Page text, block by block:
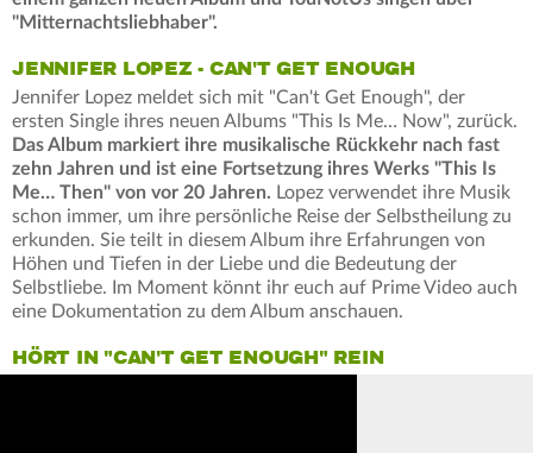
"Mitternachtsliebhaber".
JENNIFER LOPEZ - CAN'T GET ENOUGH
Jennifer Lopez meldet sich mit "Can't Get Enough", der
ersten Single ihres neuen Albums "This Is Me… Now", zurück.
Das Album markiert ihre musikalische Rückkehr nach fast
zehn Jahren und ist eine Fortsetzung ihres Werks "This Is
Me… Then" von vor 20 Jahren. Lopez verwendet ihre Musik
schon immer, um ihre persönliche Reise der Selbstheilung zu
erkunden. Sie teilt in diesem Album ihre Erfahrungen von
Höhen und Tiefen in der Liebe und die Bedeutung der
Selbstliebe. Im Moment könnt ihr euch auf Prime Video auch
eine Dokumentation zu dem Album anschauen.
HÖRT IN "CAN'T GET ENOUGH" REIN